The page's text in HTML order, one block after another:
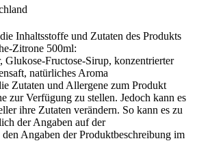
Inhaltsstoffe und Zutaten des Produkts
Zitrone 500ml:
Glukose-Fructose-Sirup, konzentrierter
natürliches Aroma
Zutaten und Allergene zum Produkt
zur Verfügung zu stellen. Jedoch kann es
ihre Zutaten verändern. So kann es zu
der Angaben auf der
Angaben der Produktbeschreibung im